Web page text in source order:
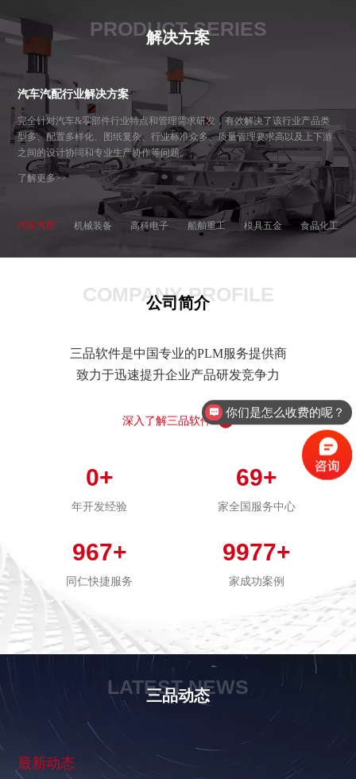
PRODUCT SERIES
解决方案
汽车汽配行业解决方案
完全针对汽车&零部件行业特点和管理需求研发，有效解决了该行业产品类
型多、配置多样化、图纸复杂、行业标准众多、质量管理要求高以及上下游
之间的设计协同和专业生产协作等问题。
了解更多>>
汽车汽配 机械装备 高科电子 船舶重工 模具五金 食品化工
COMPANY PROFILE
公司简介
三品软件是中国专业的PLM服务提供商
致力于迅速提升企业产品研发竞争力
深入了解三品软件
0+
年开发经验
69+
家全国服务中心
967+
同仁快捷服务
9977+
家成功案例
LATEST NEWS
三品动态
最新动态
现在有优惠活动么？